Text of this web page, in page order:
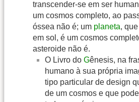
transcender-se em ser
um cosmos completo, ao
óssea não é; um planeta,
em sol, é um cosmos
asteroide não é.
O Livro do Gênesis, na
humano à sua própria
tipo particular de design
de um cosmos e que